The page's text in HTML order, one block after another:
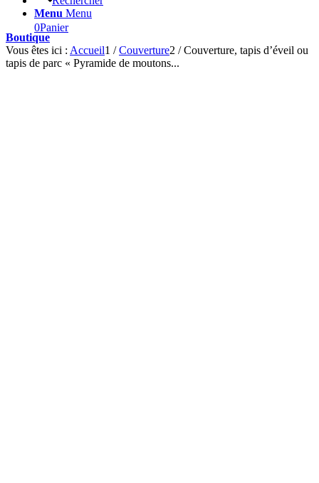
0Panier
Menu Menu
Boutique
Vous êtes ici : Accueil1 / Couverture2 / Couverture, tapis d’éveil ou
tapis de parc « Pyramide de moutons...